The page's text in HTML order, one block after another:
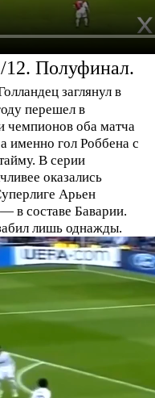
12. Полуфинал.
заглянул в
перешел в
чемпионов оба матча
именно гол Роббена с
В серии
оказались
Арьен
в составе Баварии.
лишь однажды.